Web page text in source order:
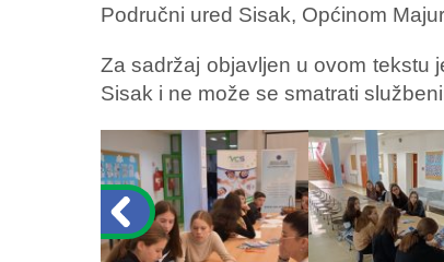
Područni ured Sisak, Općinom
Za sadržaj objavljen u ovom tekstu
Sisak i ne može se smatrati